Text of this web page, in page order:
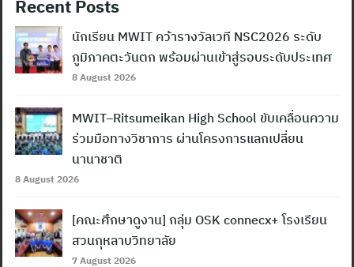
Recent Posts
นักเรียน MWIT คว้ารางวัลเวที NSC2026 ระดับ
ภูมิภาคตะวันตก พร้อมผ่านเข้าสู่รอบระดับประเทศ
8 August 2026
MWIT–Ritsumeikan High School ขับเคลื่อนความ
ร่วมมือทางวิชาการ ผ่านโครงการแลกเปลี่ยน
นานาชาติ
8 August 2026
[คณะศึกษาดูงาน] กลุ่ม OSK connecx+ โรงเรียน
สวนกุหลาบวิทยาลัย
7 August 2026